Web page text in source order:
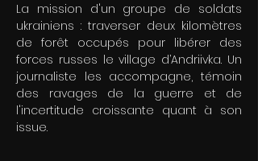
La mission d'un groupe de soldats
ukrainiens : traverser deux kilomètres
de forêt occupés pour libérer des
forces russes le village d’Andriivka. Un
journaliste les accompagne, témoin
des ravages de la guerre et de
l'incertitude croissante quant à son
issue.